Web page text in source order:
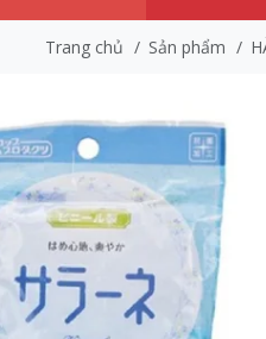
Trang chủ / Sản phẩm /